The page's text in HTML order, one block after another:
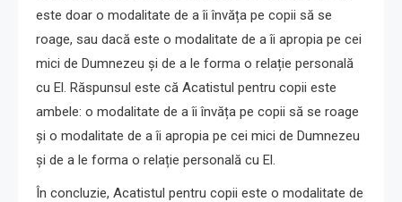
este doar o modalitate de a îi învăța pe copii să se
roage, sau dacă este o modalitate de a îi apropia pe cei
mici de Dumnezeu și de a le forma o relație personală
cu El. Răspunsul este că Acatistul pentru copii este
ambele: o modalitate de a îi învăța pe copii să se roage
și o modalitate de a îi apropia pe cei mici de Dumnezeu
și de a le forma o relație personală cu El.
În concluzie, Acatistul pentru copii este o modalitate de